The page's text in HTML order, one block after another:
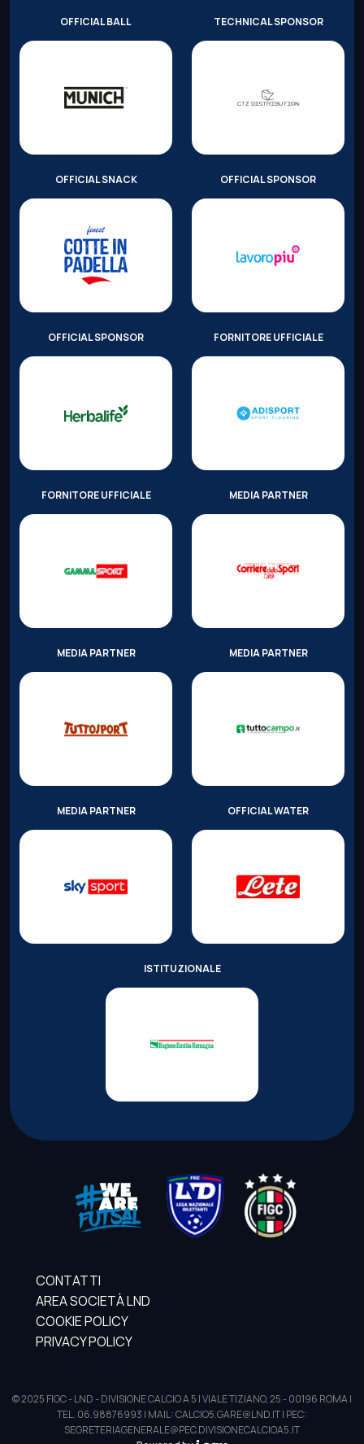
OFFICIAL BALL TECHNICAL SPONSOR
OFFICIAL SNACK OFFICIAL SPONSOR
OFFICIAL SPONSOR FORNITORE UFFICIALE
FORNITORE UFFICIALE MEDIA PARTNER
MEDIA PARTNER MEDIA PARTNER
MEDIA PARTNER OFFICIAL WATER
ISTITUZIONALE
CONTATTI
AREA SOCIETÀ LND
COOKIE POLICY
PRIVACY POLICY
© 2025 FIGC - LND - DIVISIONE CALCIO A 5 | VIALE TIZIANO, 25 - 00196 ROMA |
TEL. 06.98876993 | MAIL: CALCIO5.GARE@LND.IT | PEC:
SEGRETERIAGENERALE@PEC.DIVISIONECALCIOA5.IT